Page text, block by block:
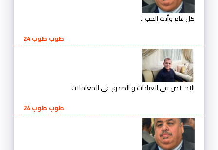
كل عام وأنت الحب ..
طوب طوب 24
الإخـلاص في العبادات و الصدق في المعاملات
طوب طوب 24